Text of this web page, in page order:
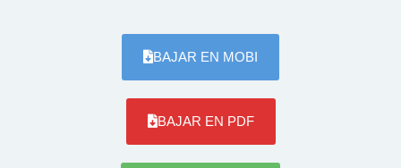
BAJAR EN MOBI
BAJAR EN PDF